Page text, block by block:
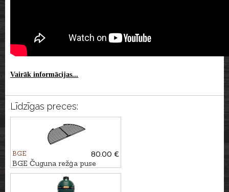
Vairāk informācijas...
Līdzīgas preces:
BGE
80.00 €
BGE Čuguna režģa puse
priekš XLarge grila